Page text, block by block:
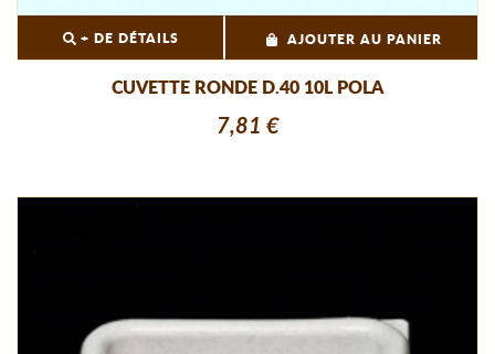
+ DE DÉTAILS AJOUTER AU PANIER
CUVETTE RONDE D.40 10L POLA
7,81 €